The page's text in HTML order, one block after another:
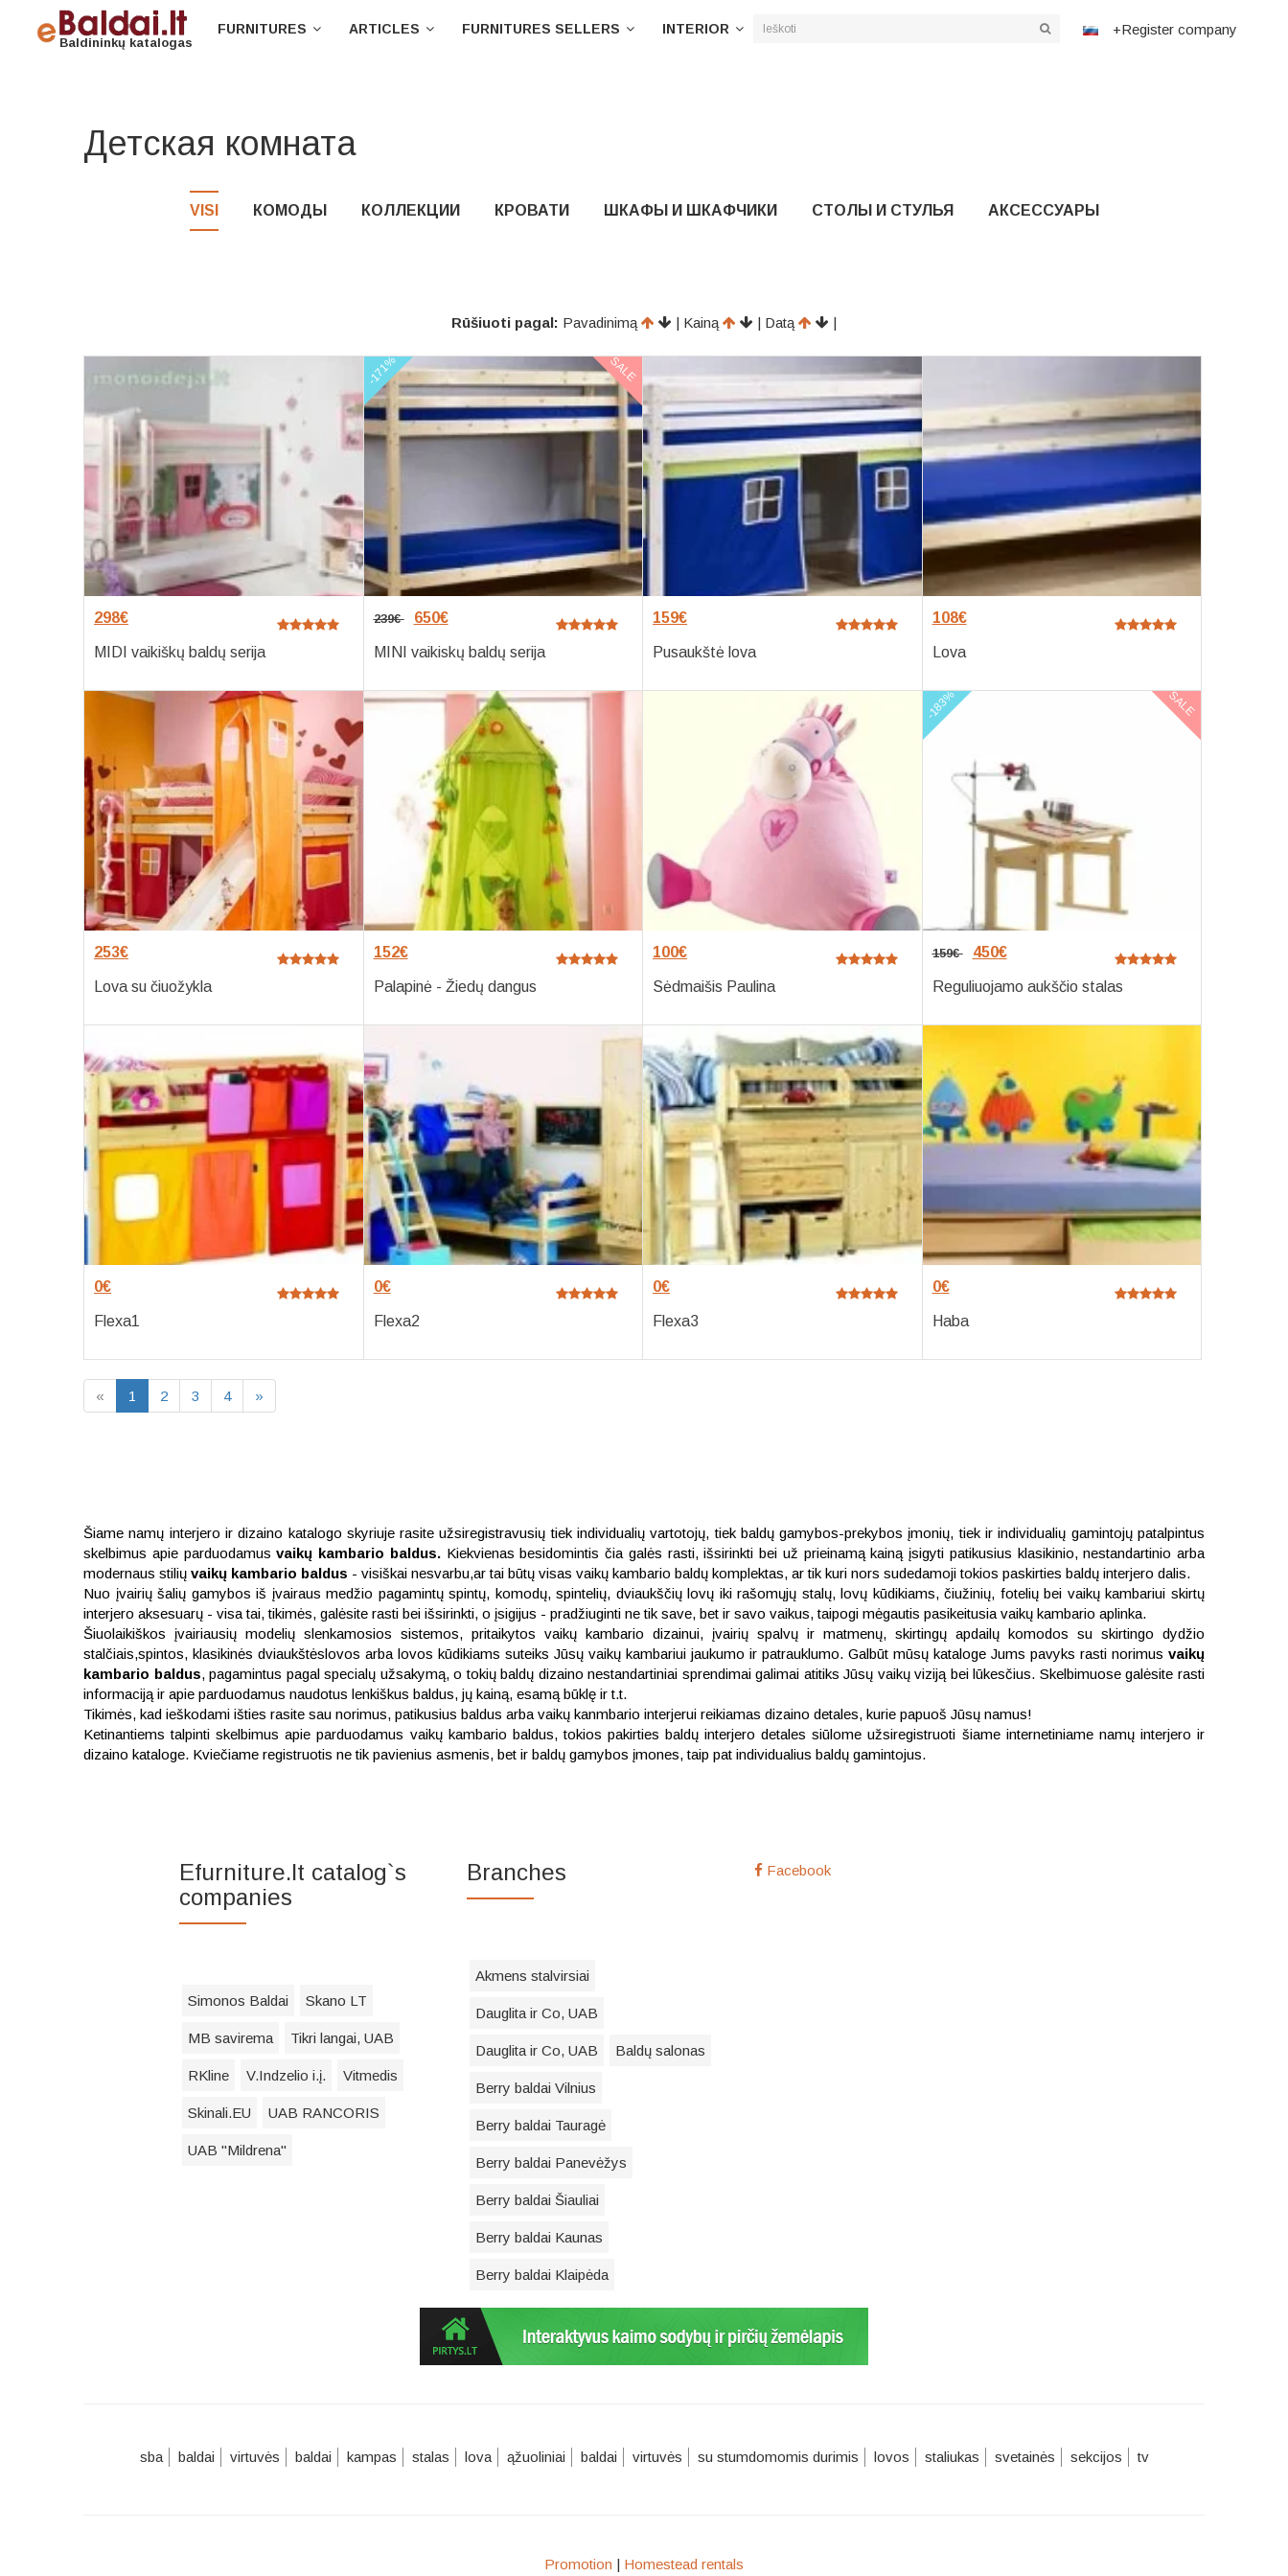
Baldininkų katalogas
FURNITURES ARTICLES FURNITURES SELLERS INTERIOR +Register company
Детская комната
VISI КОМОДЫ КОЛЛЕКЦИИ КРОВАТИ ШКАФЫ И ШКАФЧИКИ СТОЛЫ И СТУЛЬЯ АКСЕССУАРЫ
Rūšiuoti pagal: Pavadinimą | Kainą | Datą |
298€
MIDI vaikiškų baldų serija
-171% SALE
239€ 650€
MINI vaikiskų baldų serija
159€
Pusaukštė lova
108€
Lova
253€
Lova su čiuožykla
152€
Palapinė - Žiedų dangus
100€
Sėdmaišis Paulina
-183% SALE
159€ 450€
Reguliuojamo aukščio stalas
0€
Flexa1
0€
Flexa2
0€
Flexa3
0€
Haba
« 1 2 3 4 »
Šiame namų interjero ir dizaino katalogo skyriuje rasite užsiregistravusių tiek individualių vartotojų, tiek baldų gamybos-prekybos įmonių, tiek ir individualių gamintojų patalpintus
skelbimus apie parduodamusvaikų kambario baldus. Kiekvienas besidomintis čia galės rasti, išsirinkti bei už prieinamą kainą įsigyti patikusius klasikinio, nestandartinio arba
modernaus stilių vaikų kambario baldus - visiškai nesvarbu,ar tai būtų visas vaikų kambario baldų komplektas, ar tik kuri nors sudedamoji tokios paskirties baldų interjero dalis.
Nuo įvairių šalių gamybos iš įvairaus medžio pagamintų spintų, komodų, spintelių, dviaukščių lovų iki rašomųjų stalų, lovų kūdikiams, čiužinių, fotelių bei vaikų kambariui skirtų
interjero aksesuarų - visa tai, tikimės, galėsite rasti bei išsirinkti, o įsigijus - pradžiuginti ne tik save, bet ir savo vaikus, taipogi mėgautis pasikeitusia vaikų kambario aplinka.
Šiuolaikiškos įvairiausių modelių slenkamosios sistemos, pritaikytos vaikų kambario dizainui, įvairių spalvų ir matmenų, skirtingų apdailų komodos su skirtingo dydžio
stalčiais,spintos, klasikinės dviaukštėslovos arba lovos kūdikiams suteiks Jūsų vaikų kambariui jaukumo ir patrauklumo. Galbūt mūsų kataloge Jums pavyks rasti norimus vaikų
kambario baldus, pagamintus pagal specialų užsakymą, o tokių baldų dizaino nestandartiniai sprendimai galimai atitiks Jūsų vaikų viziją bei lūkesčius. Skelbimuose galėsite rasti
informaciją ir apie parduodamus naudotus lenkiškus baldus, jų kainą, esamą būklę ir t.t.
Tikimės, kad ieškodami išties rasite sau norimus, patikusius baldus arba vaikų kanmbario interjerui reikiamas dizaino detales, kurie papuoš Jūsų namus!
Ketinantiems talpinti skelbimus apie parduodamus vaikų kambario baldus, tokios pakirties baldų interjero detales siūlome užsiregistruoti šiame internetiniame namų interjero ir
dizaino kataloge. Kviečiame registruotis ne tik pavienius asmenis, bet ir baldų gamybos įmones, taip pat individualius baldų gamintojus.
Efurniture.lt catalog`s
companies
Simonos Baldai Skano LT
MB savirema Tikri langai, UAB
RKline V.Indzelio i.į. Vitmedis
Skinali.EU UAB RANCORIS
UAB "Mildrena"
Branches
Akmens stalvirsiai
Dauglita ir Co, UAB
Dauglita ir Co, UAB Baldų salonas
Berry baldai Vilnius
Berry baldai Tauragė
Berry baldai Panevėžys
Berry baldai Šiauliai
Berry baldai Kaunas
Berry baldai Klaipėda
Facebook
sba baldai virtuvės baldai kampas stalas lova ąžuoliniai baldai virtuvės su stumdomomis durimis lovos staliukas svetainės sekcijos tv
Promotion | Homestead rentals